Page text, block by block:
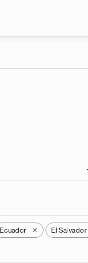
Ecuador X El Salvador